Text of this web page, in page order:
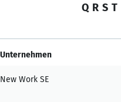
Q R S T
Unternehmen
New Work SE